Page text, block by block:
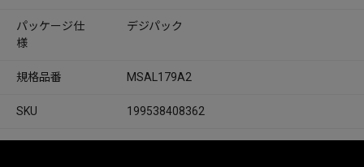
パッケージ仕
様
デジパック
規格品番 MSAL179A2
SKU 199538408362